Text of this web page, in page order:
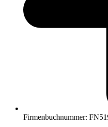
Firmenbuchnummer: